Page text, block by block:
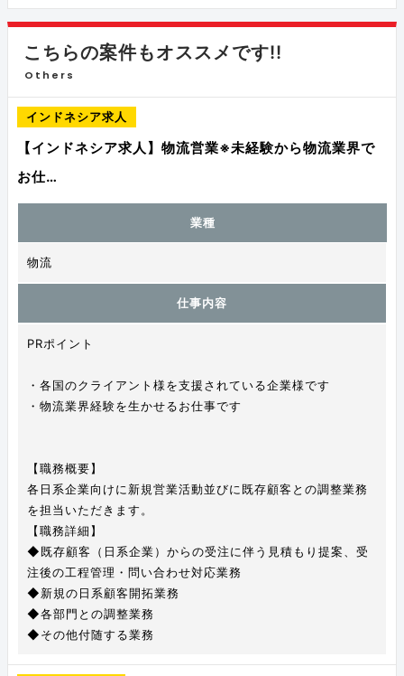
こちらの案件もオススメです!!
Others
インドネシア求人
【インドネシア求人】物流営業※未経験から物流業界で
お仕…
業種
物流
仕事内容
PRポイント
・各国のクライアント様を支援されている企業様です
・物流業界経験を生かせるお仕事です
【職務概要】
各日系企業向けに新規営業活動並びに既存顧客との調整業務
を担当いただきます。
【職務詳細】
◆既存顧客（日系企業）からの受注に伴う見積もり提案、受
注後の工程管理・問い合わせ対応業務
◆新規の日系顧客開拓業務
◆各部門との調整業務
◆その他付随する業務